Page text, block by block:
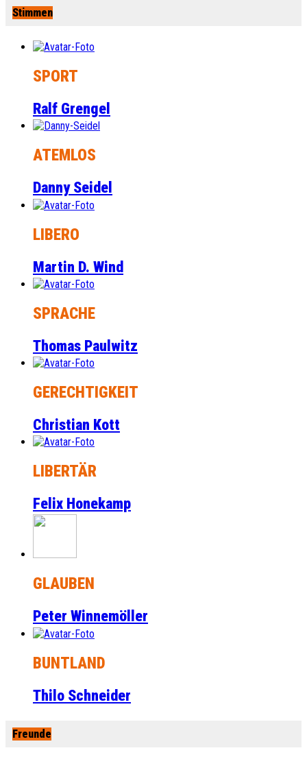
Stimmen
SPORT
Ralf Grengel
ATEMLOS
Danny Seidel
LIBERO
Martin D. Wind
SPRACHE
Thomas Paulwitz
GERECHTIGKEIT
Christian Kott
LIBERTÄR
Felix Honekamp
GLAUBEN
Peter Winnemöller
BUNTLAND
Thilo Schneider
Freunde